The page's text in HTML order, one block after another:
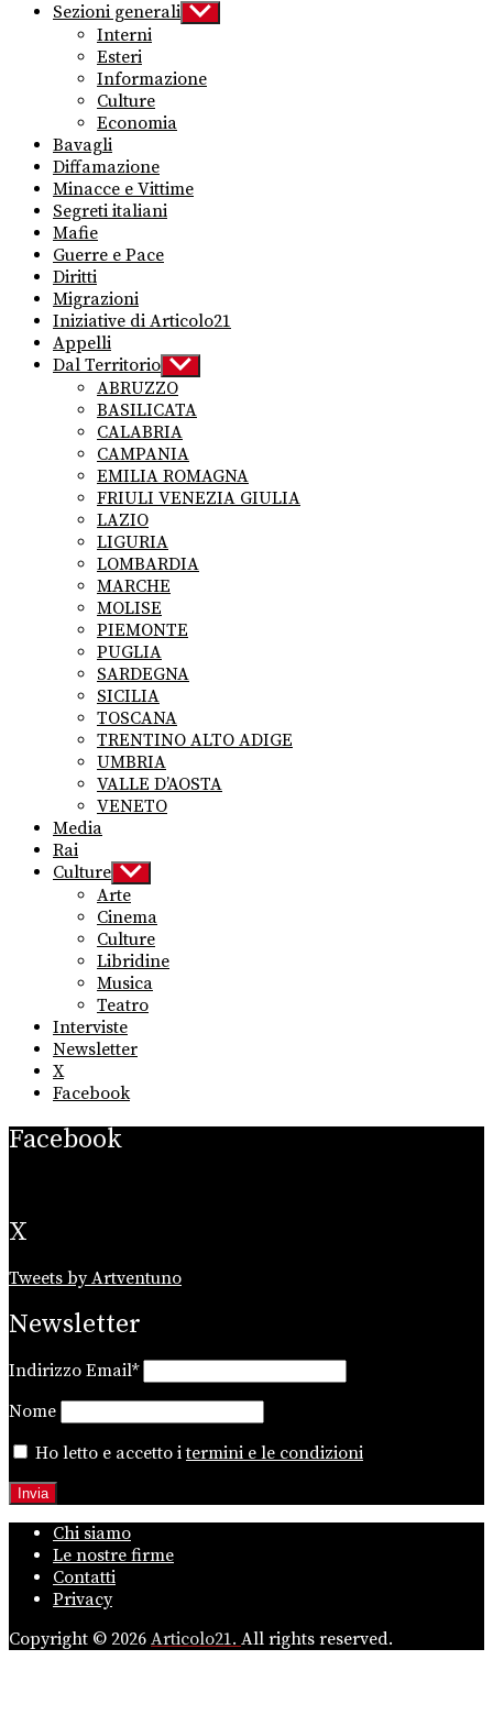
Sezioni generali Show
sub
Interni
Esteri
Informazione
Culture
Economia
Bavagli
Diffamazione
Minacce e Vittime
Segreti italiani
Mafie
Guerre e Pace
Diritti
Migrazioni
Iniziative di Articolo21
Appelli
Dal Territorio Show
sub
menu
ABRUZZO
BASILICATA
CALABRIA
CAMPANIA
EMILIA ROMAGNA
FRIULI VENEZIA GIULIA
LAZIO
LIGURIA
LOMBARDIA
MARCHE
MOLISE
PIEMONTE
PUGLIA
SARDEGNA
SICILIA
TOSCANA
TRENTINO ALTO ADIGE
UMBRIA
VALLE D’AOSTA
VENETO
Media
Rai
Culture Show
sub
menu
Arte
Cinema
Culture
Libridine
Musica
Teatro
Interviste
Newsletter
X
Facebook
Facebook
X
Tweets by Artventuno
Newsletter
Indirizzo Email*
Nome
Ho letto e accetto itermini e le condizioni
Chi siamo
Le nostre firme
Contatti
Privacy
Copyright © 2026 Articolo21. All rights reserved.